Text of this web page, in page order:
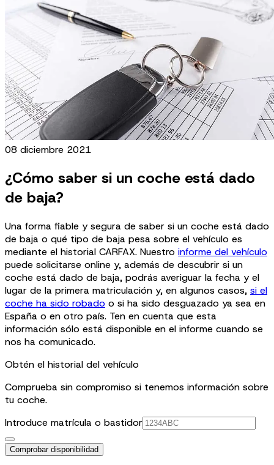
08 diciembre 2021
¿Cómo saber si un coche está dado
de baja?
Una forma fiable y segura de saber si un coche está dado
de baja o qué tipo de baja pesa sobre el vehículo es
mediante el historial CARFAX. Nuestro informe del vehículo
puede solicitarse online y, además de descubrir si un
coche está dado de baja, podrás averiguar la fecha y el
lugar de la primera matriculación y, en algunos casos, si el
coche ha sido robado o si ha sido desguazado ya sea en
España o en otro país. Ten en cuenta que esta
información sólo está disponible en el informe cuando se
nos ha comunicado.
Obtén el historial del vehículo
Comprueba sin compromiso si tenemos información sobre
tu coche.
Introduce matrícula o bastidor
Comprobar disponibilidad